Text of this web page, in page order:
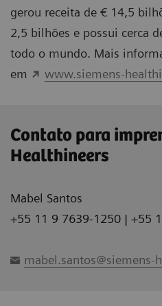
gerou receita de € 14,5
2,5 bilhões e possui cerca
todo o mundo. Mais
em
www.siemens-
Contato para
Healthineers
Mabel Santos
+55 11 9 7639-1250 | +55
mabel.santos@siemens-